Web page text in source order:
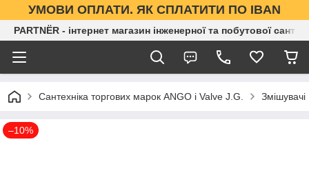
УМОВИ ОПЛАТИ. ЯК СПЛАТИТИ ПО IBAN
PARTNЁR - інтернет магазин інженерної та побутової
Сантехніка торгових марок ANGO і Valve J.G. Змішувачі
–10%